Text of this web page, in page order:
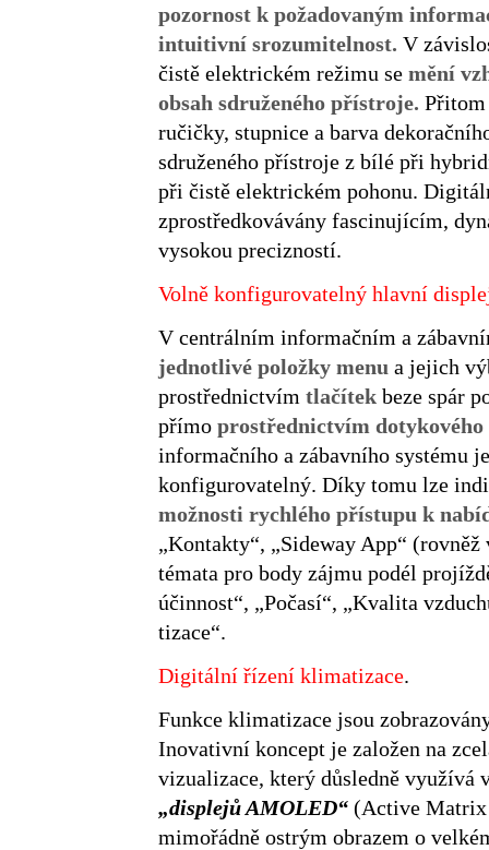
pozornost k požadovaným
intuitivní srozumitelnost. V
čistě elektrickém režimu se mění
obsah sdruženého přístroje.
ručičky, stupnice a barva
sdruženého přístroje z bílé při
při čistě elektrickém pohonu.
zprostředkovávány fascinujícím,
vysokou precizností.
Volně konfigurovatelný hlavní
V centrálním informačním a
jednotlivé položky menu a jejich
prostřednictvím tlačítek beze spár
přímo prostřednictvím dotykového
informačního a zábavního systému
konfigurovatelný. Díky tomu lze
možnosti rychlého přístupu k
„Kontakty“, „Sideway App“
témata pro body zájmu podél
účinnost“, „Počasí“, „Kvalita
tizace“.
Digitální řízení klimatizace.
Funkce klimatizace jsou
Inovativní koncept je založen na
vizualizace, který důsledně využívá
„displejů AMOLED“ (Active Matrix
mimořádně ostrým obrazem o